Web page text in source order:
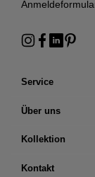
Service
Über uns
Kollektion
Kontakt